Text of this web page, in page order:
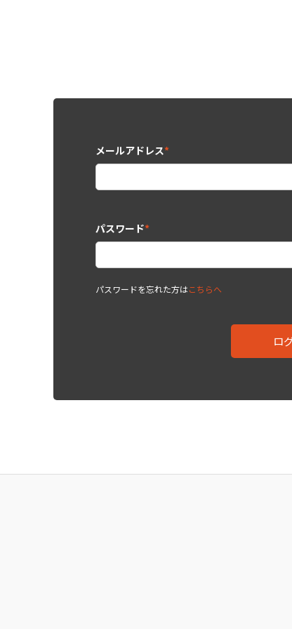
メールアドレス*
パスワード*
パスワードを忘れた方はこちらへ